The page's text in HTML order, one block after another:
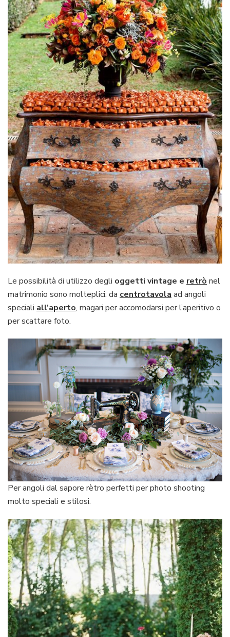
Le possibilità di utilizzo degli oggetti vintage e retrò nel
matrimonio sono molteplici: da centrotavola ad angoli
speciali all’aperto, magari per accomodarsi per l’aperitivo o
per scattare foto.
Per angoli dal sapore rètro perfetti per photo shooting
molto speciali e stilosi.